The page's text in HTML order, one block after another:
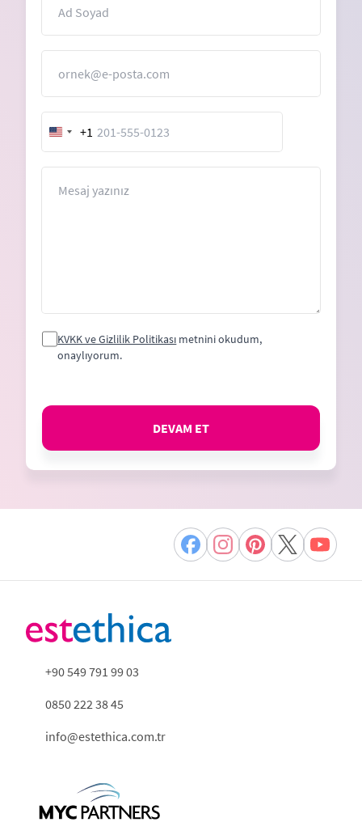
United
States
+1
KVKK ve Gizlilik Politikası metnini okudum,
onaylıyorum.
DEVAM ET
+90 549 791 99 03
0850 222 38 45
info@estethica.com.tr